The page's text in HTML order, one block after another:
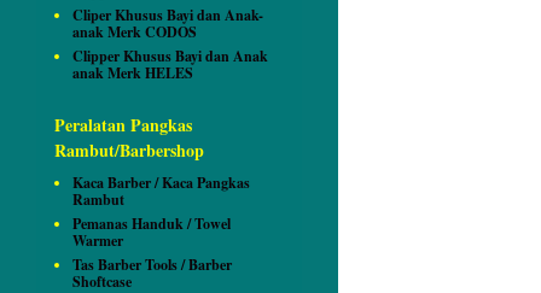
Cliper Khusus Bayi dan Anak-
anak Merk CODOS
Clipper Khusus Bayi dan Anak
anak Merk HELES
Peralatan Pangkas
Rambut/Barbershop
Kaca Barber / Kaca Pangkas
Rambut
Pemanas Handuk / Towel
Warmer
Tas Barber Tools / Barber
Shoftcase